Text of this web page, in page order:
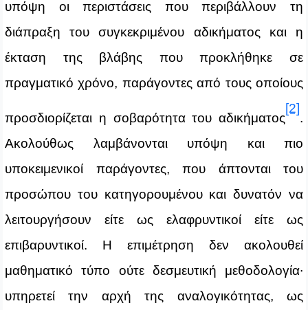
υπόψη οι περιστάσεις που περιβάλλουν τη
διάπραξη του συγκεκριμένου αδικήματος και η
έκταση της βλάβης που προκλήθηκε σε
πραγματικό χρόνο, παράγοντες από τους οποίους
προσδιορίζεται η σοβαρότητα του αδικήματος
[2]
.
Ακολούθως λαμβάνονται υπόψη και πιο
υποκειμενικοί παράγοντες, που άπτονται του
προσώπου του κατηγορουμένου και δυνατόν να
λειτουργήσουν είτε ως ελαφρυντικοί είτε ως
επιβαρυντικοί. Η επιμέτρηση δεν ακολουθεί
μαθηματικό τύπο ούτε δεσμευτική μεθοδολογία∙
υπηρετεί την αρχή της αναλογικότητας, ως